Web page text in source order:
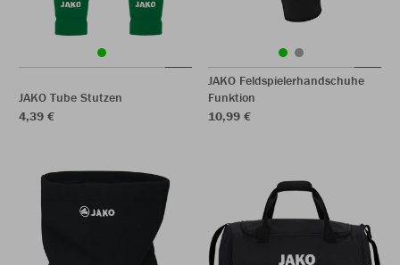
JAKO Tube Stutzen
4,39 €
JAKO Feldspielerhandschuhe
Funktion
10,99 €